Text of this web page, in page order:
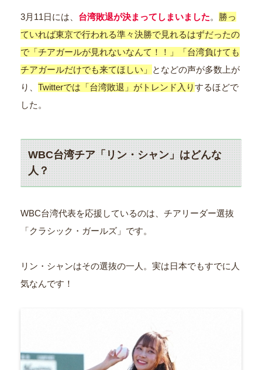
3月11日には、 台湾敗退が決まってしまいました。 勝っ
ていれば東京で行われる準々決勝で見れるはずだったの
で「チアガールが見れないなんて！！」「台湾負けても
チアガールだけでも来てほしい」
となどの声が多数上が
り、 Twitterでは「台湾敗退」がトレンド入りするほどで
した。
WBC台湾チア「リン・シャン」はどんな
人？
WBC台湾代表を応援しているのは、チアリーダー選抜
「クラシック・ガールズ」です。
リン・シャンはその選抜の一人。実は日本でもすでに人
気なんです！